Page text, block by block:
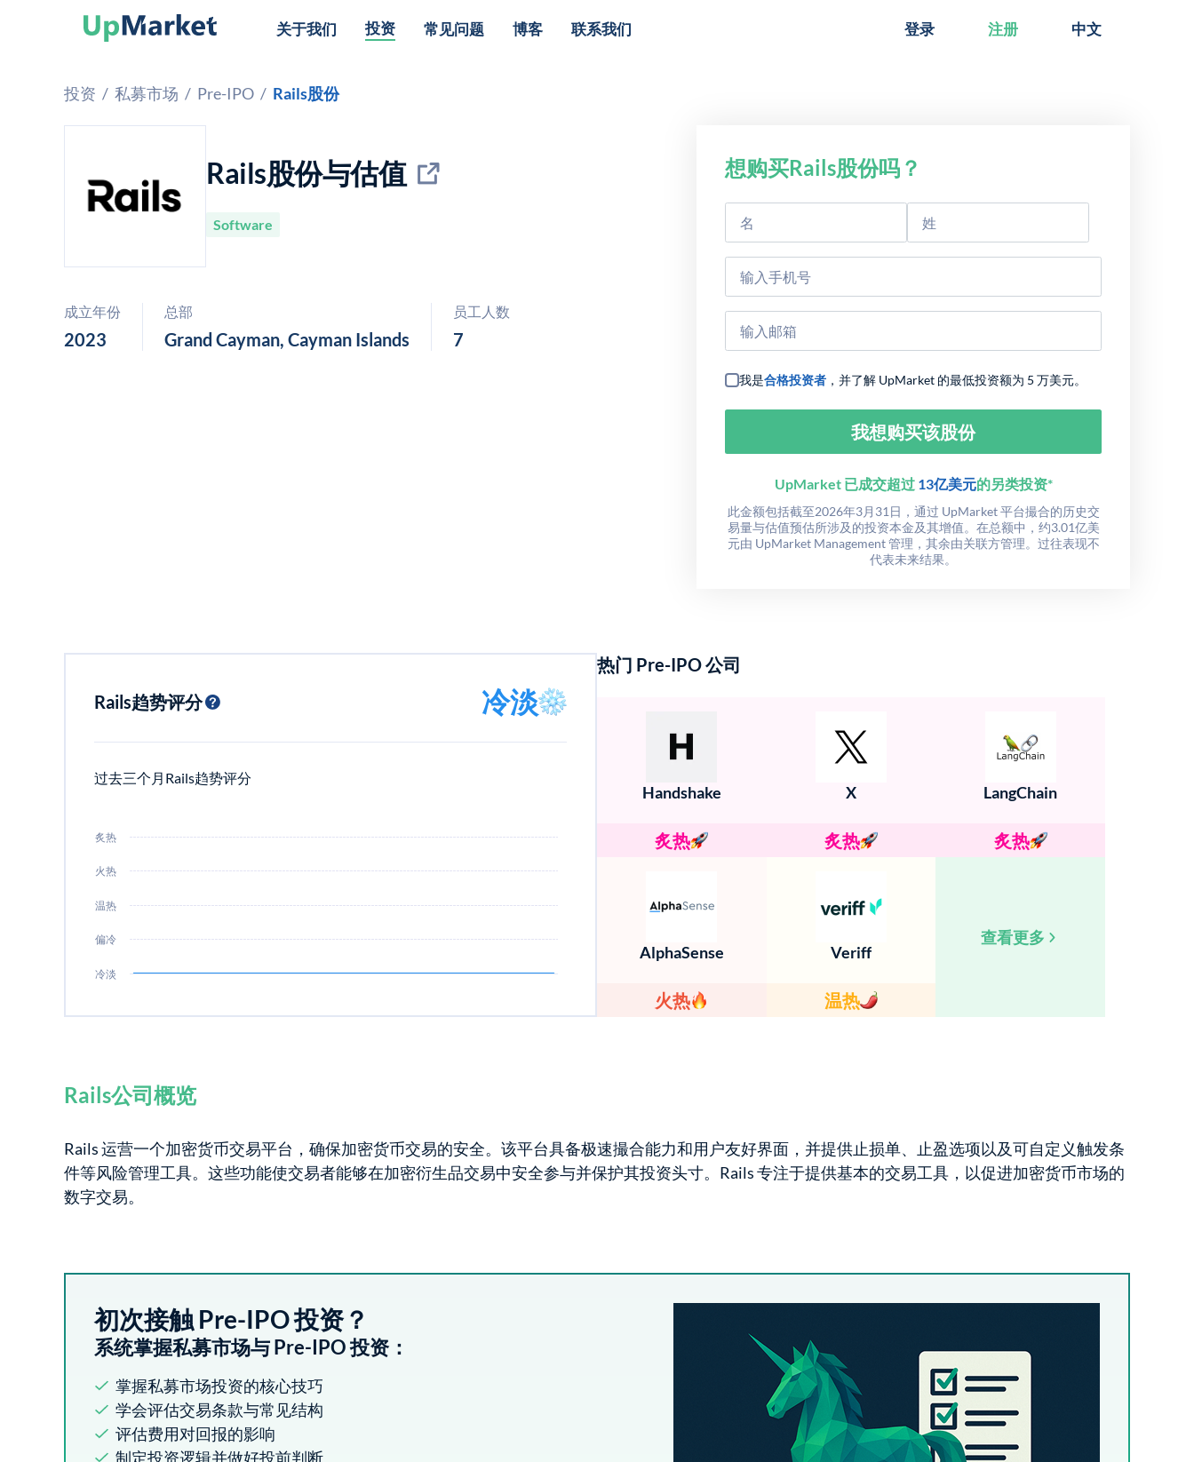
关于我们 投资 常见问题 博客 联系我们 登录 注册 中文
投资 / 私募市场 / Pre-IPO / Rails股份
Rails股份与估值
Software
成立年份
2023
总部
Grand Cayman, Cayman Islands
员工人数
7
想购买Rails股份吗？
我是合格投资者 ，并了解 UpMarket 的最低投资额为 5 万美元。
我想购买该股份
UpMarket 已成交超过 13亿美元的另类投资*
此金额包括截至2026年3月31日，通过 UpMarket 平台撮合的历史交
易量与估值预估所涉及的投资本金及其增值。在总额中，约3.01亿美
元由 UpMarket Management 管理，其余由关联方管理。过往表现不
代表未来结果。
Rails趋势评分 冷淡
过去三个月Rails趋势评分
冷淡
偏冷
温热
火热
炙热
热门 Pre-IPO 公司
Handshake
炙热
X
炙热
LangChain
炙热
AlphaSense
火热
Veriff
温热
查看更多
Rails公司概览
Rails 运营一个加密货币交易平台，确保加密货币交易的安全。该平台具备极速撮合能力和用户友好界面，并提供止损单、止盈选项以及可自定义触发条
件等风险管理工具。这些功能使交易者能够在加密衍生品交易中安全参与并保护其投资头寸。Rails 专注于提供基本的交易工具，以促进加密货币市场的
数字交易。
初次接触 Pre-IPO 投资？
系统掌握私募市场与 Pre-IPO 投资：
掌握私募市场投资的核心技巧
学会评估交易条款与常见结构
评估费用对回报的影响
制定投资逻辑并做好投前判断